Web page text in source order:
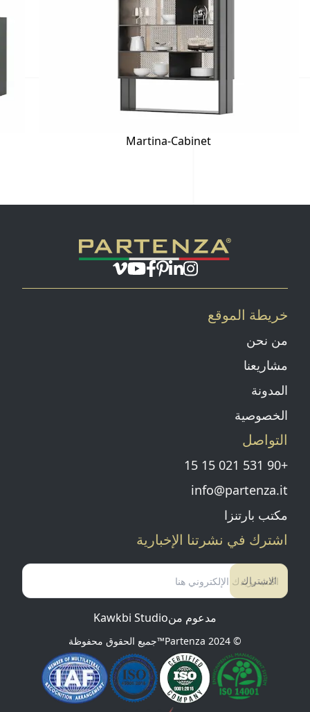
Martina-Cabinet
صفحة انستغرام
صفحة لينكد إن
بينتيريست
صفحة الفايسبوك
يوتيوبفيميو
خريطة الموقع
من نحن
مشاريعنا
المدونة
الخصوصية
التواصل
+90 531 021 15 15
info@partenza.it
مكتب بارتنزا
اشترك في نشرتنا الإخبارية
الاشتراك
مدعوم منKawkbi Studio
© 2024
Partenza™ جميع الحقوق محفوظة